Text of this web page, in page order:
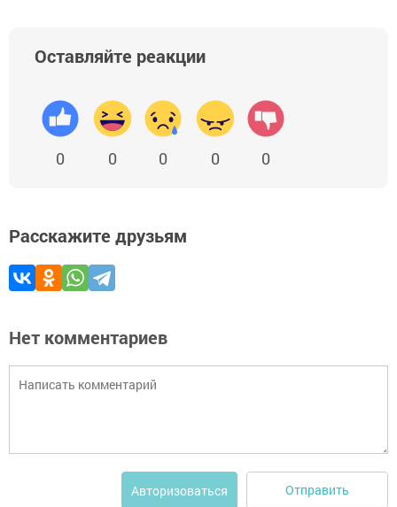
Оставляйте реакции
0 0 0 0 0
Расскажите друзьям
Нет комментариев
Авторизоваться Отправить